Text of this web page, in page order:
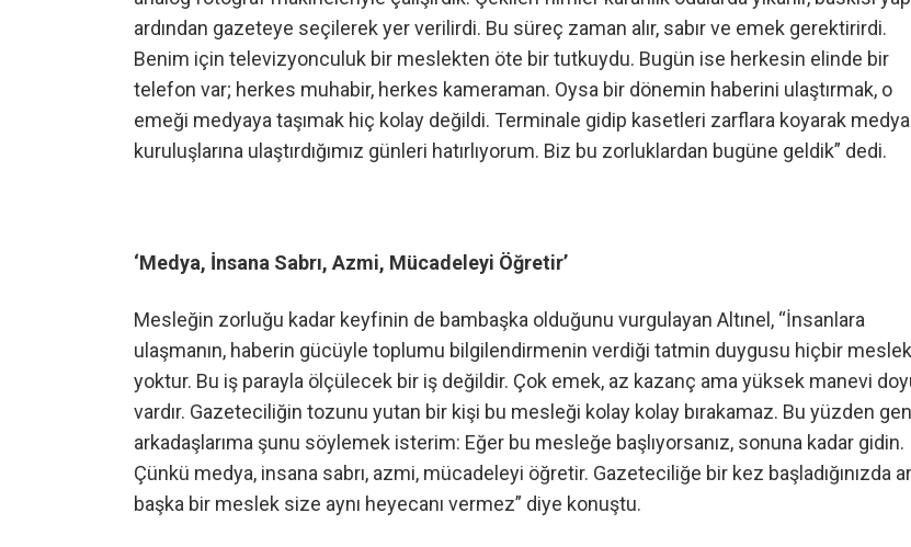
ardından gazeteye seçilerek yer verilirdi. Bu süreç zaman alır, sabır ve emek gerektirirdi.
Benim için televizyonculuk bir meslekten öte bir tutkuydu. Bugün ise herkesin elinde bir
telefon var; herkes muhabir, herkes kameraman. Oysa bir dönemin haberini ulaştırmak, o
emeği medyaya taşımak hiç kolay değildi. Terminale gidip kasetleri zarflara koyarak medya
kuruluşlarına ulaştırdığımız günleri hatırlıyorum. Biz bu zorluklardan bugüne geldik” dedi.
‘Medya, İnsana Sabrı, Azmi, Mücadeleyi Öğretir’
Mesleğin zorluğu kadar keyfinin de bambaşka olduğunu vurgulayan Altınel, “İnsanlara
ulaşmanın, haberin gücüyle toplumu bilgilendirmenin verdiği tatmin duygusu hiçbir
yoktur. Bu iş parayla ölçülecek bir iş değildir. Çok emek, az kazanç ama yüksek manevi
vardır. Gazeteciliğin tozunu yutan bir kişi bu mesleği kolay kolay bırakamaz. Bu yüzden
arkadaşlarıma şunu söylemek isterim: Eğer bu mesleğe başlıyorsanız, sonuna kadar gidin.
Çünkü medya, insana sabrı, azmi, mücadeleyi öğretir. Gazeteciliğe bir kez başladığınızda
başka bir meslek size aynı heyecanı vermez” diye konuştu.